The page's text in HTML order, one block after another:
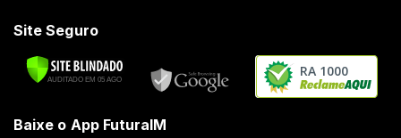
Site Seguro
RA 1000
Baixe o App FuturaIM